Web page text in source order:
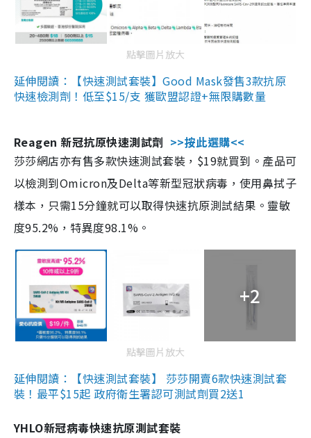
點擊圖片放大
延伸閱讀：【快速測試套裝】Good Mask發售3款抗原
快速檢測劑！低至$15/支 獲歐盟認證+無限購數量
Reagen 新冠抗原快速測試劑 >>按此選購<<
莎莎網店亦有售多款快速測試套裝，$19就買到。產品可
以檢測到Omicron及Delta等新型冠狀病毒，使用鼻拭子
樣本，只需15分鐘就可以取得快速抗原測試結果。靈敏
度95.2%，特異度98.1%。
+2
點擊圖片放大
延伸閱讀：【快速測試套裝】 莎莎開賣6款快速測試套
裝！最平$15起 政府衛生署認可測試劑買2送1
YHLO新冠病毒快速抗原測試套裝